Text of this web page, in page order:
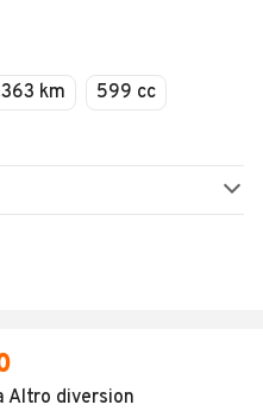
km
599 cc
Altro diversion